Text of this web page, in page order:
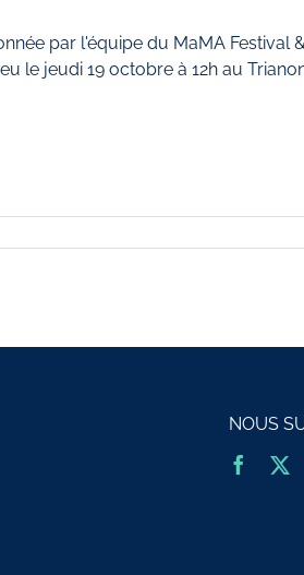
par l'équipe du MaMA
le jeudi 19 octobre à 12h au
NOUS